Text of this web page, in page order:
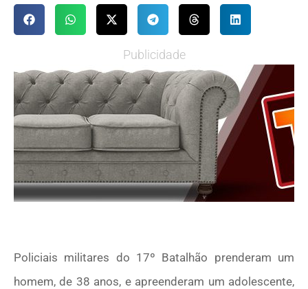
Publicidade
Policiais militares do 17º Batalhão prenderam um
homem, de 38 anos, e apreenderam um adolescente,